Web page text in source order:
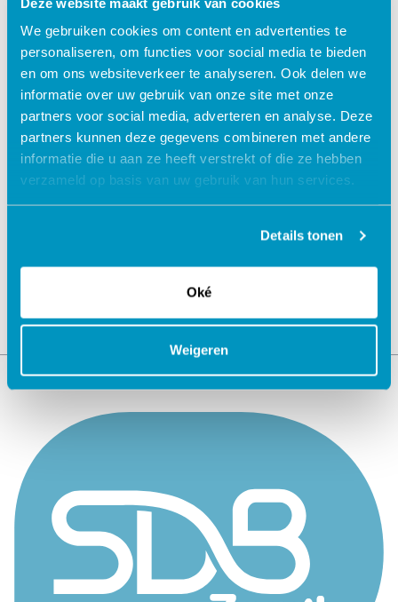
We gebruiken cookies om content en advertenties te
personaliseren, om functies voor social media te bieden
en om ons websiteverkeer te analyseren. Ook delen we
informatie over uw gebruik van onze site met onze
partners voor social media, adverteren en analyse. Deze
partners kunnen deze gegevens combineren met andere
informatie die u aan ze heeft verstrekt of die ze hebben
verzameld op basis van uw gebruik van hun services.
Details tonen
Oké
Weigeren
Jouw data veilig in de cloud